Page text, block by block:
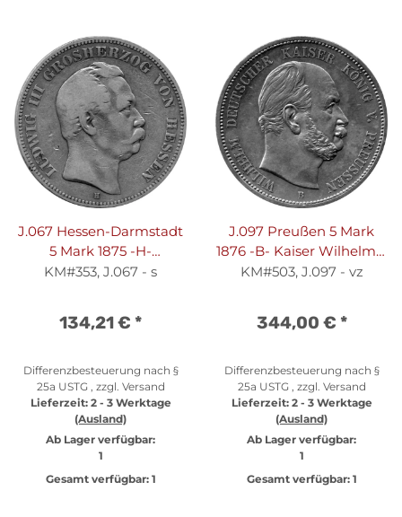
J.067 Hessen-Darmstadt
5 Mark 1875 -H-
Großherzog Ludwig IIII. -
KM#353, J.067 - s
134,21 € *
Differenzbesteuerung nach §
25a USTG , zzgl. Versand
Lieferzeit: 2 - 3 Werktage
(Ausland)
Ab Lager verfügbar:
1
Gesamt verfügbar:1
J.097 Preußen 5 Mark
1876 -B- Kaiser Wilhelm I.
- Silber vz
KM#503, J.097 - vz
344,00 € *
Differenzbesteuerung nach §
25a USTG , zzgl. Versand
Lieferzeit: 2 - 3 Werktage
(Ausland)
Ab Lager verfügbar:
1
Gesamt verfügbar:1